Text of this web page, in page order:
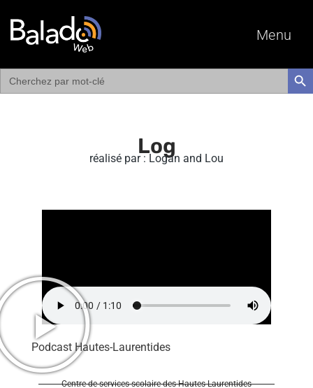
Menu
Search
for:
Log
réalisé par : Logan and Lou
Podcast Hautes-Laurentides
Centre de services scolaire des Hautes-Laurentides